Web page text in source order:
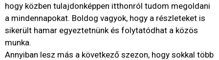
hogy közben tulajdonképpen itthonról tudom megoldani
a mindennapokat. Boldog vagyok, hogy a részleteket is
sikerült hamar egyeztetnünk és folytatódhat a közös
munka.
Annyiban lesz más a következő szezon, hogy sokkal több